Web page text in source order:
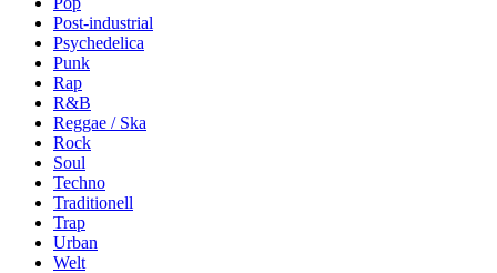
Post-industrial
Psychedelica
Punk
Rap
R&B
Reggae / Ska
Rock
Soul
Techno
Traditionell
Trap
Urban
Welt